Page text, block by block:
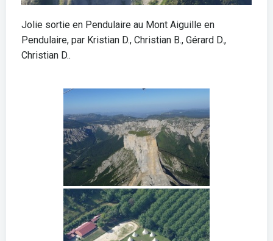
Jolie sortie en Pendulaire au Mont Aiguille en
Pendulaire, par Kristian D., Christian B., Gérard D.,
Christian D..